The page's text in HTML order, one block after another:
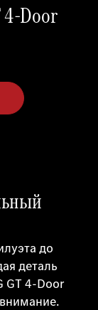
Door
до
деталь
GT 4-Door